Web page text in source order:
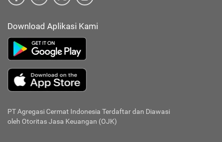
Download Aplikasi Kami
PT Agregasi Cermat Indonesia Terdaftar dan Diawasi
oleh Otoritas Jasa Keuangan (OJK)